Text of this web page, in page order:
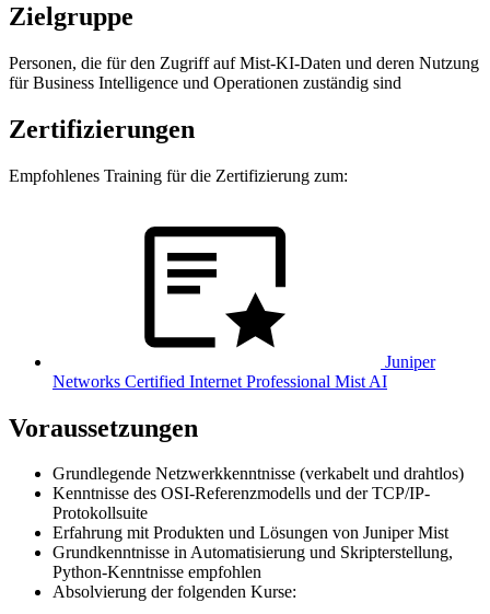
Zielgruppe
Personen, die für den Zugriff auf Mist-KI-Daten und deren Nutzung
für Business Intelligence und Operationen zuständig sind
Zertifizierungen
Empfohlenes Training für die Zertifizierung zum:
Juniper
Networks Certified Internet Professional Mist AI
Voraussetzungen
Grundlegende Netzwerkkenntnisse (verkabelt und drahtlos)
Kenntnisse des OSI-Referenzmodells und der TCP/IP-
Protokollsuite
Erfahrung mit Produkten und Lösungen von Juniper Mist
Grundkenntnisse in Automatisierung und Skripterstellung,
Python-Kenntnisse empfohlen
Absolvierung der folgenden Kurse: